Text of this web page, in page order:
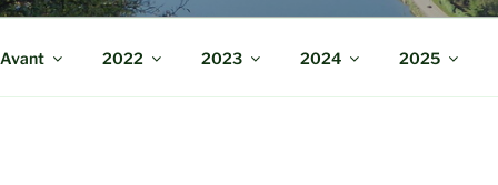
Avant 2022 2023 2024 2025